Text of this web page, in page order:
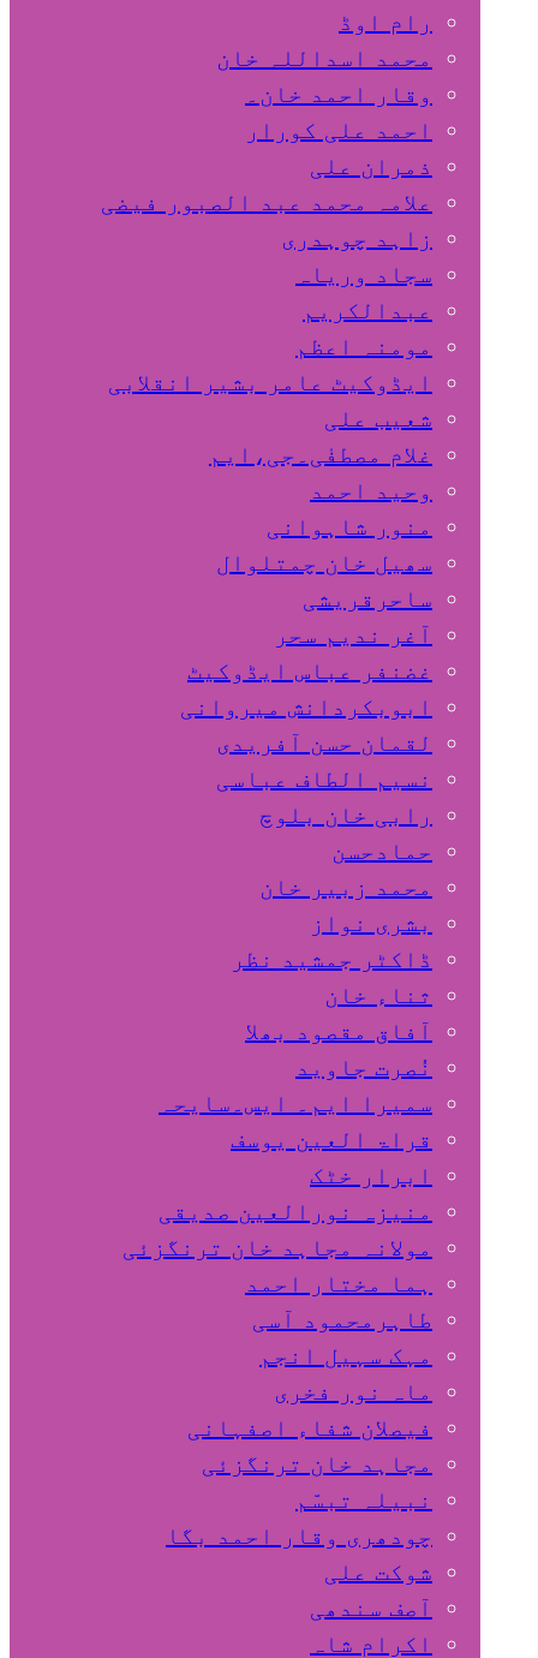
رام اوڈ
محمد اسداللہ خان
وقار احمد خان۔
احمد علی کورار
ذمران علی
علامہ محمد عبد الصبور فیضی
زاہد چوہدری
سجاد وریاہ
عبدالکریم
مومنہ اعظم
ایڈوکیٹ عامر بشیر انقلابی
شعیب علی
غلام مصطفٰی۔جی،ایم
وحید احمد
منور شاہوانی
سھیل خان چمتلوال
ساحرقریشی
آغر ندیم سحر
غضنفر عباس ایڈوکیٹ
ابوبکردانش میروانی
لقمان حسن آفریدی
نسیم الطاف عباسی
رابی خان بلوچ
حمادحسن
محمد زبیر خان
بشری نواز
ڈاکٹر جمشید نظر
ثناء خان
آفاق مقصود بھلا
نُصرت جاوید
سمیرا ایم۔ ایس۔سایحہ
قراۃ العین یوسف
ابرار خٹک
منیزہ نورالعین صدیقی
مولانہ مجاہد خان ترنگزئی
ہما مختار احمد
طاہرمحمود آسی
مہک سہیل انجم
ماہ نور فخری
فیصلان شفاء اصفہانی
مجاہد خان ترنگزئی
نبیلہ تبسّم
چودھری وقار احمد بگا
شوکت علی
آصف سندھی
اکرام شاہ